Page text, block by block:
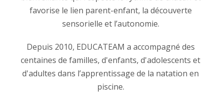
favorise le lien parent-enfant, la découverte
sensorielle et l’autonomie.
Depuis 2010, EDUCATEAM a accompagné des
centaines de familles, d'enfants, d'adolescents et
d'adultes dans l’apprentissage de la natation en
piscine.